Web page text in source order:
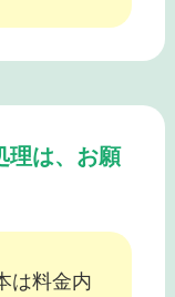
理は、お願
は料金内